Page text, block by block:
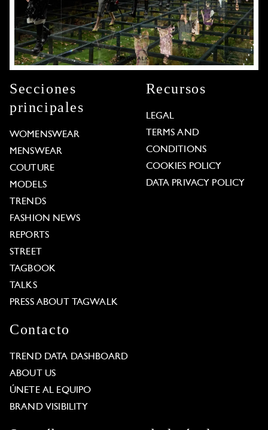
Secciones
principales
WOMENSWEAR
MENSWEAR
COUTURE
MODELS
TRENDS
FASHION NEWS
REPORTS
STREET
TAGBOOK
TALKS
PRESS ABOUT TAGWALK
Recursos
LEGAL
TERMS AND
CONDITIONS
COOKIES POLICY
DATA PRIVACY POLICY
Contacto
TREND DATA DASHBOARD
ABOUT US
ÚNETE AL EQUIPO
BRAND VISIBILITY